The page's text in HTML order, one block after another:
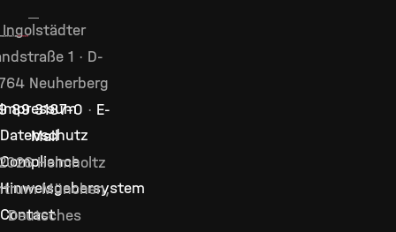
Impressum
Datenschutz
Compliance
Hinweisgebersystem
Contact
Ingolstädter
1 · D-
Neuherberg
89 3187–0 · E-
Mail
Helmholtz
München,
Deutsches